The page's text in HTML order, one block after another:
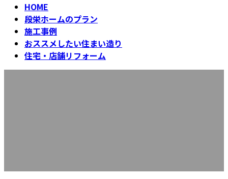
HOME
段栄ホームのプラン
施工事例
おススメしたい住まい造り
住宅・店舗リフォーム